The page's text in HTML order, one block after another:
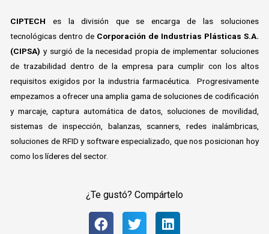
CIPTECH es la división que se encarga de las soluciones
tecnológicas dentro de Corporación de Industrias Plásticas S.A.
(CIPSA) y surgió de la necesidad propia de implementar soluciones
de trazabilidad dentro de la empresa para cumplir con los altos
requisitos exigidos por la industria farmacéutica. Progresivamente
empezamos a ofrecer una amplia gama de soluciones de codificación
y marcaje, captura automática de datos, soluciones de movilidad,
sistemas de inspección, balanzas, scanners, redes inalámbricas,
soluciones de RFID y software especializado, que nos posicionan hoy
como los líderes del sector.
¿Te gustó? Compártelo